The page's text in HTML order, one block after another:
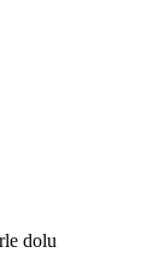
dolu